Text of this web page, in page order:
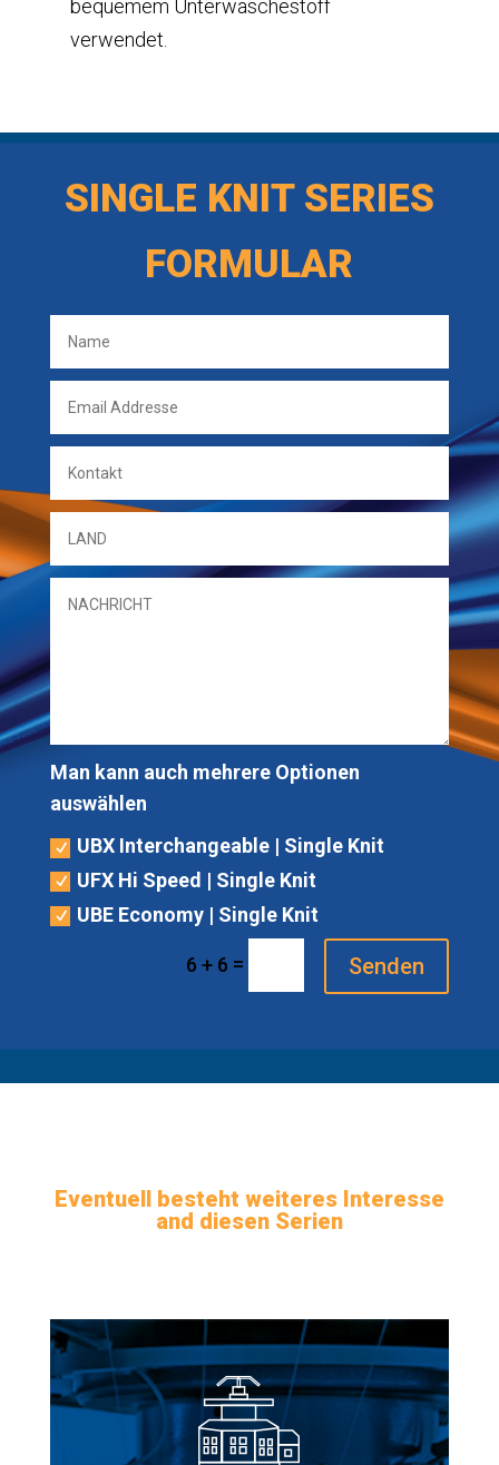
bequemem Unterwäschestoff
verwendet.
SINGLE KNIT SERIES
FORMULAR
Man kann auch mehrere Optionen
auswählen
UBX Interchangeable | Single Knit
UFX Hi Speed | Single Knit
UBE Economy | Single Knit
6 + 6 = Senden
Eventuell besteht weiteres Interesse
and diesen Serien